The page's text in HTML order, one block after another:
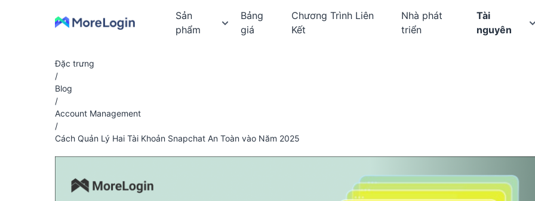
Sản
phẩm
Bảng
giá
Chương Trình Liên
Kết
Nhà phát
triển
Tài
nguyên
Đặc trưng
/
Blog
/
Account Management
/
Cách Quản Lý Hai Tài Khoản Snapchat An Toàn vào Năm 2025